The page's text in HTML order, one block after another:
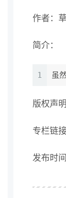
作者：
简介：
1 虽
版权声
专栏链接
发布时